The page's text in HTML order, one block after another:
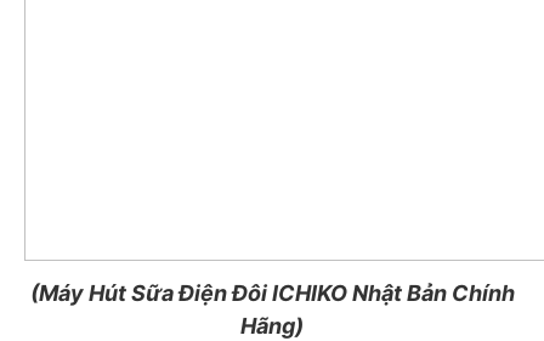
(Máy Hút Sữa Điện Đôi ICHIKO Nhật Bản Chính
Hãng)